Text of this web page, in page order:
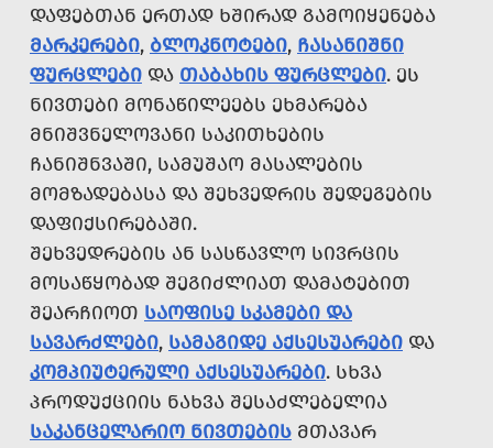
ᲓᲐᲤᲔᲑᲗᲐᲜ ᲔᲠᲗᲐᲓ ᲮᲨᲘᲠᲐᲓ ᲒᲐᲛᲝᲘᲧᲔᲜᲔᲑᲐ
ᲛᲐᲠᲙᲔᲠᲔᲑᲘ, ᲑᲚᲝᲙᲜᲝᲢᲔᲑᲘ, ᲩᲐᲡᲐᲜᲘᲨᲜᲘ
ᲤᲣᲠᲪᲚᲔᲑᲘ ᲓᲐ ᲗᲐᲑᲐᲮᲘᲡ ᲤᲣᲠᲪᲚᲔᲑᲘ. ᲔᲡ
ᲜᲘᲕᲗᲔᲑᲘ ᲛᲝᲜᲐᲬᲘᲚᲔᲔᲑᲡ ᲔᲮᲛᲐᲠᲔᲑᲐ
ᲛᲜᲘᲨᲕᲜᲔᲚᲝᲕᲐᲜᲘ ᲡᲐᲙᲘᲗᲮᲔᲑᲘᲡ
ᲩᲐᲜᲘᲨᲜᲕᲐᲨᲘ, ᲡᲐᲛᲣᲨᲐᲝ ᲛᲐᲡᲐᲚᲔᲑᲘᲡ
ᲛᲝᲛᲖᲐᲓᲔᲑᲐᲡᲐ ᲓᲐ ᲨᲔᲮᲕᲔᲓᲠᲘᲡ ᲨᲔᲓᲔᲒᲔᲑᲘᲡ
ᲓᲐᲤᲘᲥᲡᲘᲠᲔᲑᲐᲨᲘ.
ᲨᲔᲮᲕᲔᲓᲠᲔᲑᲘᲡ ᲐᲜ ᲡᲐᲡᲬᲐᲕᲚᲝ ᲡᲘᲕᲠᲪᲘᲡ
ᲛᲝᲡᲐᲬᲧᲝᲑᲐᲓ ᲨᲔᲒᲘᲫᲚᲘᲐᲗ ᲓᲐᲛᲐᲢᲔᲑᲘᲗ
ᲨᲔᲐᲠᲩᲘᲝᲗ ᲡᲐᲝᲤᲘᲡᲔ ᲡᲙᲐᲛᲔᲑᲘ ᲓᲐ
ᲡᲐᲕᲐᲠᲫᲚᲔᲑᲘ, ᲡᲐᲛᲐᲒᲘᲓᲔ ᲐᲥᲡᲔᲡᲣᲐᲠᲔᲑᲘ ᲓᲐ
ᲙᲝᲛᲞᲘᲣᲢᲔᲠᲣᲚᲘ ᲐᲥᲡᲔᲡᲣᲐᲠᲔᲑᲘ. ᲡᲮᲕᲐ
ᲞᲠᲝᲓᲣᲥᲪᲘᲘᲡ ᲜᲐᲮᲕᲐ ᲨᲔᲡᲐᲫᲚᲔᲑᲔᲚᲘᲐ
ᲡᲐᲙᲐᲜᲪᲔᲚᲐᲠᲘᲝ ᲜᲘᲕᲗᲔᲑᲘᲡ ᲛᲗᲐᲕᲐᲠ